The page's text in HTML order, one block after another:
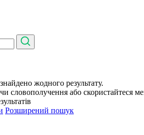
жодного результату.
словополучення або скористайтеся
Розширений пошук